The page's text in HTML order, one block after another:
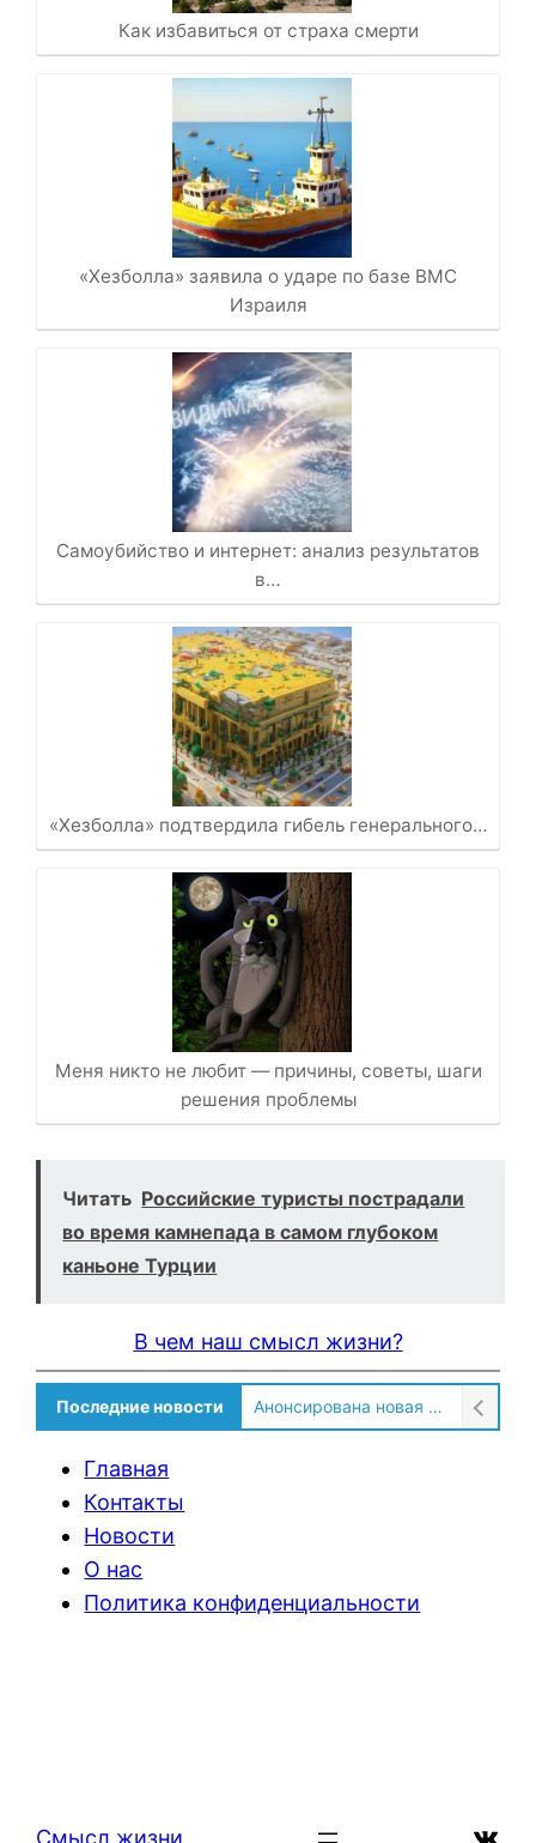
Как избавиться от страха смерти
«Хезболла» заявила о ударе по базе ВМС
Израиля
Самоубийство и интернет: анализ результатов
в…
«Хезболла» подтвердила гибель генерального…
Меня никто не любит — причины, советы, шаги
решения проблемы
Читать Российские туристы пострадали
во время камнепада в самом глубоком
каньоне Турции
В чем наш смысл жизни?
Последние новости Анонсирована новая встреча «ядерного клуба»
Главная
Контакты
Новости
О нас
Политика конфиденциальности